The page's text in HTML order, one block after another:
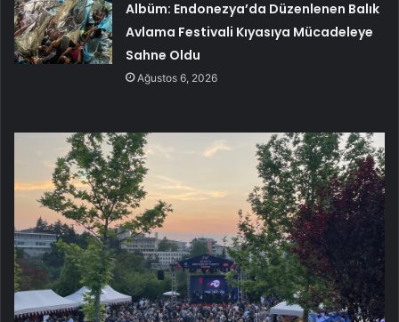
Albüm: Endonezya’da Düzenlenen Balık
Avlama Festivali Kıyasıya Mücadeleye
Sahne Oldu
Ağustos 6, 2026